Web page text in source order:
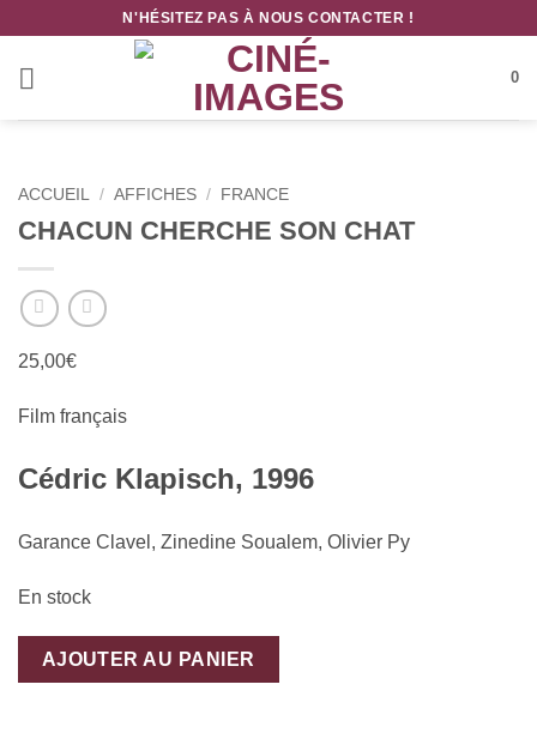
contenu
N'HÉSITEZ PAS À NOUS CONTACTER !
0
ACCUEIL / AFFICHES / FRANCE
CHACUN CHERCHE SON CHAT
25,00€
Fil m français
Cédric Klapisch, 1996
Garance Clavel, Zinedine Soualem, Olivier Py
En stock
AJOUTER AU PANIER